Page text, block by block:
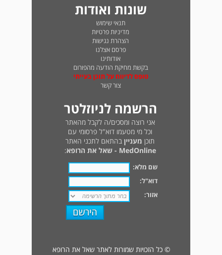
שונות ואודות
תנאי שימוש
מדיניות פרטיות
הצהרת נגישות
פרסם אצלנו
אודותינו
בקשת מחיקת הודעה מהפורום
טופס לדיווח על תוכן בעייתי
צור קשר
הרשמה לניוזלטר
אני רוצה ומסכים/ה לקבל מהאתר
וכל מי מטעמו דוא"ל פרסומי עם
תוכן מעניין בהתאם לתכני האתר
MedOnline - שאל את הרופא
:
שם מלא:
דוא"ל:
אזור:
© כל הזכויות שמורות לאתר שאל את הרופא